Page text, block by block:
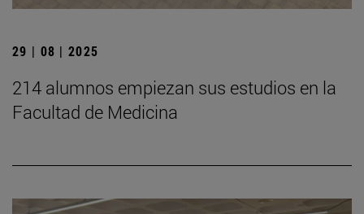
29 | 08 | 2025
214 alumnos empiezan sus estudios en la
Facultad de Medicina